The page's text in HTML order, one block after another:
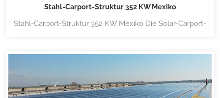
Stahl-Carport-Struktur 352 KW Mexiko
Stahl-Carport-Struktur 352 KW Mexiko Die Solar-Carport-
Montagekonstruktion